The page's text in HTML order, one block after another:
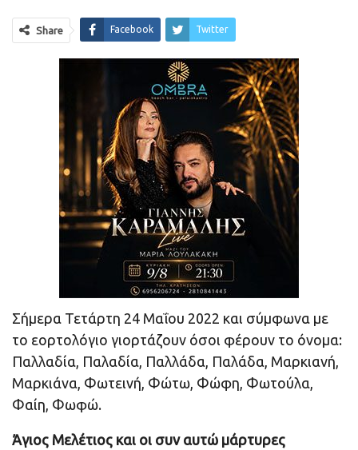
Share Facebook Twitter
Σήμερα Τετάρτη 24 Μαΐου 2022 και σύμφωνα με
το εορτολόγιο γιορτάζουν όσοι φέρουν το όνομα:
Παλλαδία, Παλαδία, Παλλάδα, Παλάδα, Μαρκιανή,
Μαρκιάνα, Φωτεινή, Φώτω, Φώφη, Φωτούλα,
Φαίη, Φωφώ.
Άγιος Μελέτιος και οι συν αυτώ μάρτυρες